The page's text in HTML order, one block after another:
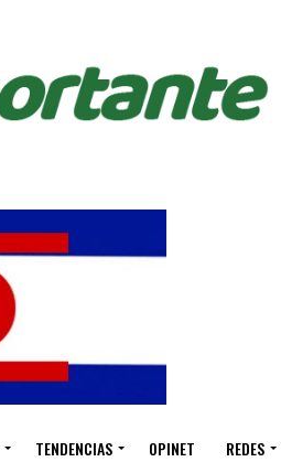
TENDENCIAS OPINET REDES